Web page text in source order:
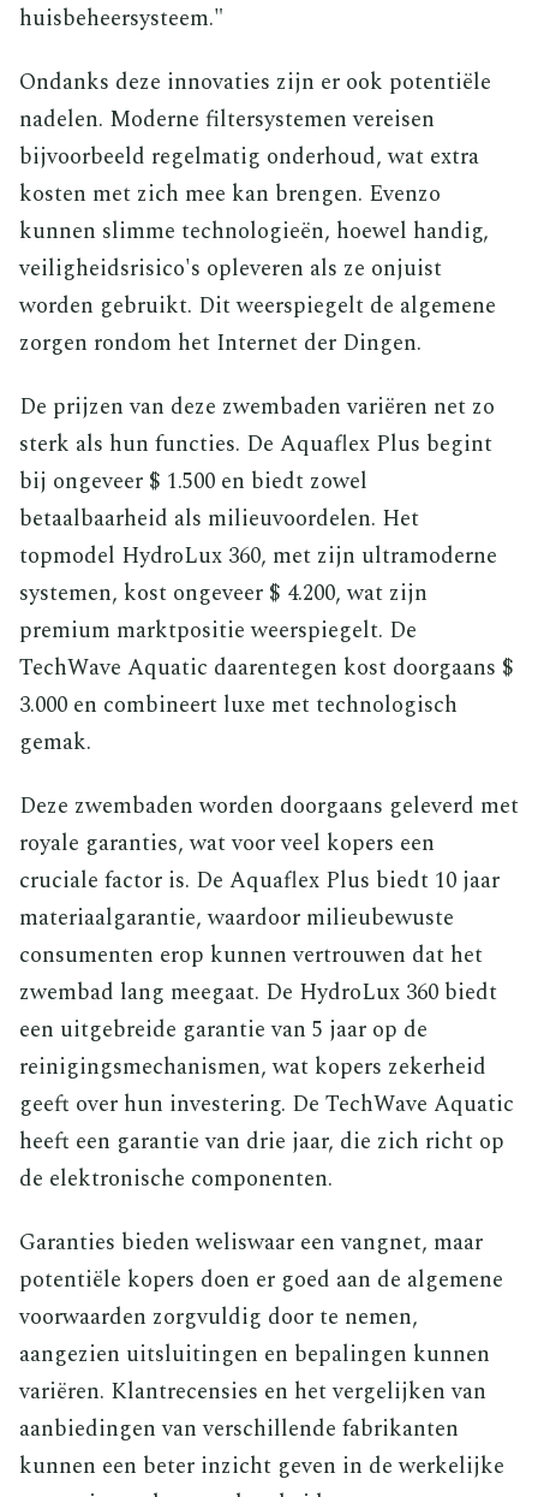
huisbeheersysteem."
Ondanks deze innovaties zijn er ook potentiële
nadelen. Moderne filtersystemen vereisen
bijvoorbeeld regelmatig onderhoud, wat extra
kosten met zich mee kan brengen. Evenzo
kunnen slimme technologieën, hoewel handig,
veiligheidsrisico's opleveren als ze onjuist
worden gebruikt. Dit weerspiegelt de algemene
zorgen rondom het Internet der Dingen.
De prijzen van deze zwembaden variëren net zo
sterk als hun functies. De Aquaflex Plus begint
bij ongeveer $ 1.500 en biedt zowel
betaalbaarheid als milieuvoordelen. Het
topmodel HydroLux 360, met zijn ultramoderne
systemen, kost ongeveer $ 4.200, wat zijn
premium marktpositie weerspiegelt. De
TechWave Aquatic daarentegen kost doorgaans $
3.000 en combineert luxe met technologisch
gemak.
Deze zwembaden worden doorgaans geleverd met
royale garanties, wat voor veel kopers een
cruciale factor is. De Aquaflex Plus biedt 10 jaar
materiaalgarantie, waardoor milieubewuste
consumenten erop kunnen vertrouwen dat het
zwembad lang meegaat. De HydroLux 360 biedt
een uitgebreide garantie van 5 jaar op de
reinigingsmechanismen, wat kopers zekerheid
geeft over hun investering. De TechWave Aquatic
heeft een garantie van drie jaar, die zich richt op
de elektronische componenten.
Garanties bieden weliswaar een vangnet, maar
potentiële kopers doen er goed aan de algemene
voorwaarden zorgvuldig door te nemen,
aangezien uitsluitingen en bepalingen kunnen
variëren. Klantrecensies en het vergelijken van
aanbiedingen van verschillende fabrikanten
kunnen een beter inzicht geven in de werkelijke